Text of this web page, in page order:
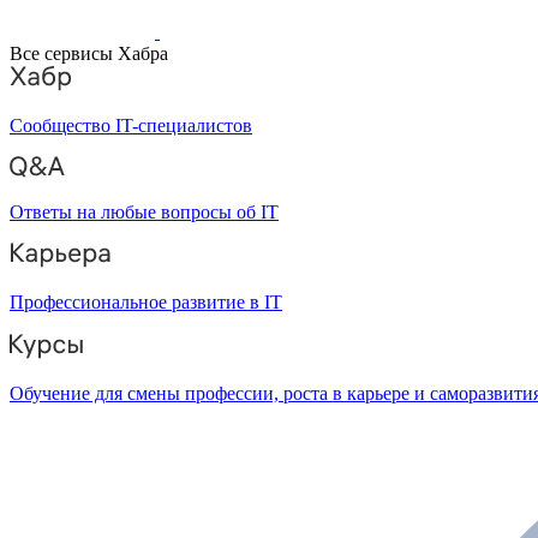
Все сервисы Хабра
Сообщество IT-специалистов
Ответы на любые вопросы об IT
Профессиональное развитие в IT
Обучение для смены профессии, роста в карьере и